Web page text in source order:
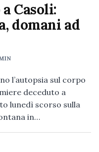
Casoli:
domani ad
l’autopsia sul corpo
deceduto a
lunedì scorso sulla
in…